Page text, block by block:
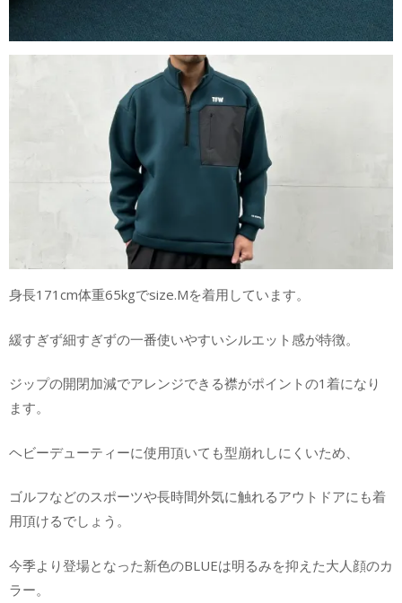
身長171cm体重65kgでsize.Mを着用しています。
緩すぎず細すぎずの一番使いやすいシルエット感が特徴。
ジップの開閉加減でアレンジできる襟がポイントの1着になり
ます。
ヘビーデューティーに使用頂いても型崩れしにくいため、
ゴルフなどのスポーツや長時間外気に触れるアウトドアにも着
用頂けるでしょう。
今季より登場となった新色のBLUEは明るみを抑えた大人顔のカ
ラー。